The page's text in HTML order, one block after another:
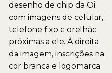
desenho de chip da Oi
com imagens de celular,
telefone fixo e orelhão
próximas a ele. À direita
da imagem, inscrições na
cor branca e logomarca